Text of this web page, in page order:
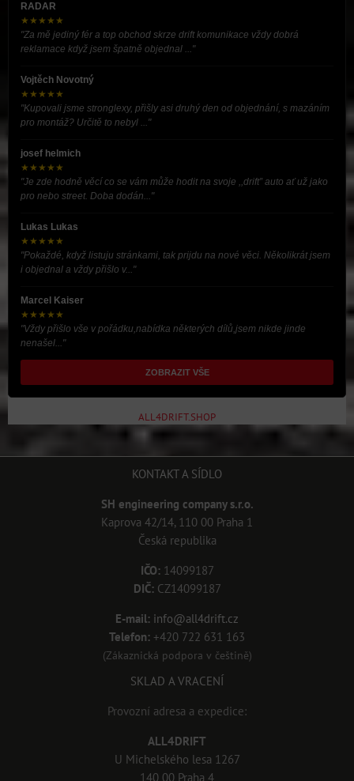
RADAR
★★★★★
"Za mě jediný fér a top obchod skrze drift komunikace vždy dobrá
reklamace když jsem špatně objednal ..."
Vojtěch Novotný
★★★★★
"Kupovali jsme stronglexy, přišly asi druhý den od objednání, s mazáním
pro montáž? Určitě to nebyl ..."
josef helmich
★★★★★
"Je zde hodně věcí co se vám může hodit na svoje ,,drift” auto ať už jako
pro nebo street. Doba dodán..."
Lukas Lukas
★★★★★
"Pokaždé, když listuju stránkami, tak prijdu na nové věci. Několikrát jsem
i objednal a vždy přišlo v..."
Marcel Kaiser
★★★★★
"Vždy přišlo vše v pořádku,nabídka některých dílů,jsem nikde jinde
nenašel..."
ZOBRAZIT VŠE
ALL4DRIFT.SHOP
KONTAKT A SÍDLO
SH engineering company s.r.o.
Kaprova 42/14, 110 00 Praha 1
Česká republika
IČO:14099187
DIČ:CZ14099187
E-mail: info@all4drift.cz
Telefon: +420 722 631 163
(Zákaznická podpora v češtině)
SKLAD A VRACENÍ
Provozní adresa a expedice:
ALL4DRIFT
U Michelského lesa 1267
140 00 Praha 4